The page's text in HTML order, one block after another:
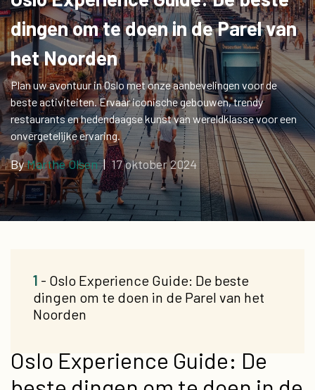
dingen om te doen in de Parel van
het Noorden
Plan uw avontuur in Oslo met onze aanbevelingen voor de
beste activiteiten. Ervaar iconische gebouwen, trendy
restaurants en hedendaagse kunst van wereldklasse voor een
onvergetelijke ervaring.
ByMarthe Olsen|17 oktober 2024
Oslo Experience Guide: De
1 - Oslo Experience Guide: De beste
dingen om te doen in de Parel van het
Noorden